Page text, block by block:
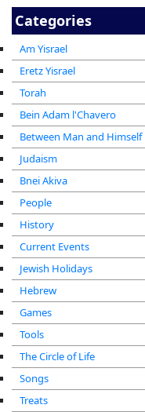
Categories
Am Yisrael
Eretz Yisrael
Torah
Bein Adam l'Chavero
Between Man and Himself
Judaism
Bnei Akiva
People
History
Current Events
Jewish Holidays
Hebrew
Games
Tools
The Circle of Life
Songs
Treats